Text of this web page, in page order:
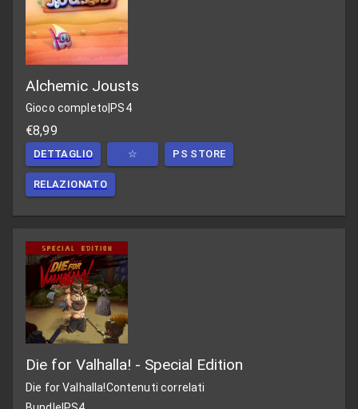
Alchemic Jousts
Gioco completo PS4
€8,99
DETTAGLIO ☆ PS STORE
RELAZIONATO
Die for Valhalla! - Special Edition
Die for Valhalla!Contenuti correlati